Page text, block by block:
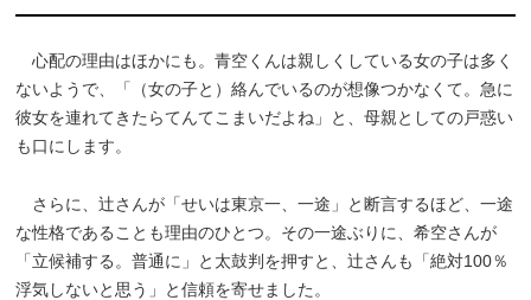
心配の理由はほかにも。青空くんは親しくしている女の子は多く
ないようで、「（女の子と）絡んでいるのが想像つかなくて。急に
彼女を連れてきたらてんてこまいだよね」と、母親としての戸惑い
も口にします。
さらに、辻さんが「せいは東京一、一途」と断言するほど、一途
な性格であることも理由のひとつ。その一途ぶりに、希空さんが
「立候補する。普通に」と太鼓判を押すと、辻さんも「絶対100％
浮気しないと思う」と信頼を寄せました。